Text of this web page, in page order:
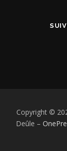
Copyright ©
Deûle –